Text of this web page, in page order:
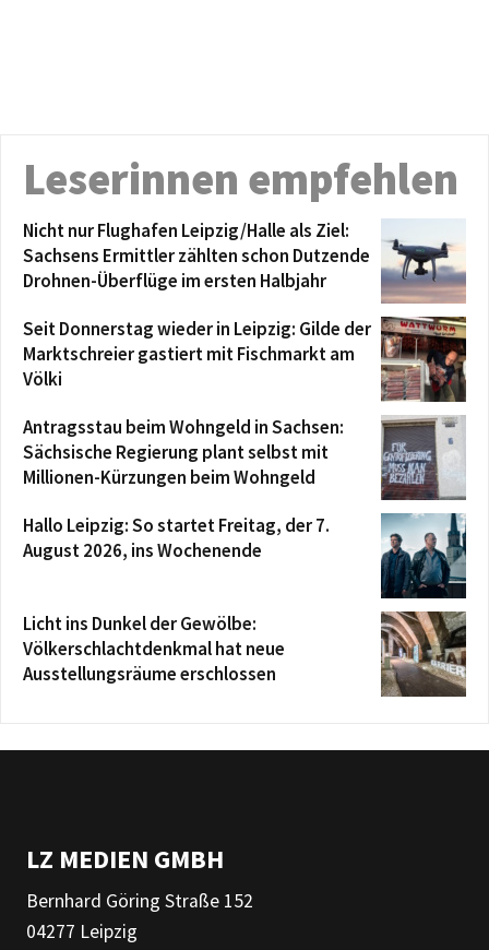
Leserinnen empfehlen
Nicht nur Flughafen Leipzig/Halle als Ziel:
Sachsens Ermittler zählten schon Dutzende
Drohnen-Überflüge im ersten Halbjahr
Seit Donnerstag wieder in Leipzig: Gilde der
Marktschreier gastiert mit Fischmarkt am
Völki
Antragsstau beim Wohngeld in Sachsen:
Sächsische Regierung plant selbst mit
Millionen-Kürzungen beim Wohngeld
Hallo Leipzig: So startet Freitag, der 7.
August 2026, ins Wochenende
Licht ins Dunkel der Gewölbe:
Völkerschlachtdenkmal hat neue
Ausstellungsräume erschlossen
LZ MEDIEN GMBH
Bernhard Göring Straße 152
04277 Leipzig